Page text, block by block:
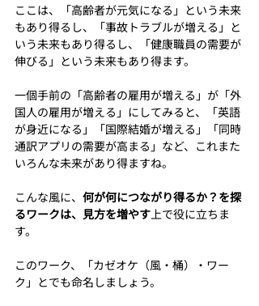
ここは、「高齢者が元気になる」という未来
もあり得るし、「事故トラブルが増える」と
いう未来もあり得るし、「健康職員の需要が
伸びる」という未来もあり得ます。
一個手前の「高齢者の雇用が増える」が「外
国人の雇用が増える」にしてみると、「英語
が身近になる」「国際結婚が増える」「同時
通訳アプリの需要が高まる」など、これまた
いろんな未来があり得ますね。
こんな風に、 何が何につながり得るか？を探
るワークは、見方を増やす 上で役に立ちま
す。
このワーク、「カゼオケ（風・桶）・ワー
ク」とでも命名しましょう。